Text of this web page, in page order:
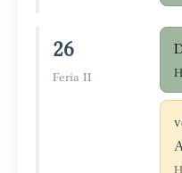
26
Feria II